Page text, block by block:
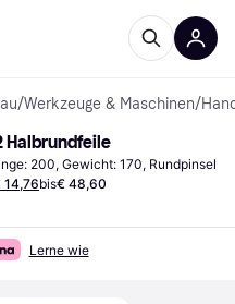
/Werkzeuge & Maschinen/
Halbrundfeile
200, Gewicht: 170, Rundpinsel
14,76bis€ 48,60
Lerne wie